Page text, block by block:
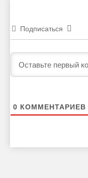
Подписаться
0 КОММЕНТАРИЕВ